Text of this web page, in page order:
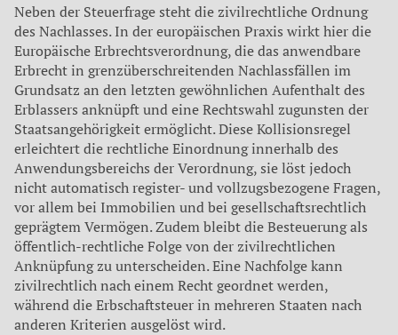
Neben der Steuerfrage steht die zivilrechtliche Ordnung
des Nachlasses. In der europäischen Praxis wirkt hier die
Europäische Erbrechtsverordnung, die das anwendbare
Erbrecht in grenzüberschreitenden Nachlassfällen im
Grundsatz an den letzten gewöhnlichen Aufenthalt des
Erblassers anknüpft und eine Rechtswahl zugunsten der
Staatsangehörigkeit ermöglicht. Diese Kollisionsregel
erleichtert die rechtliche Einordnung innerhalb des
Anwendungsbereichs der Verordnung, sie löst jedoch
nicht automatisch register- und vollzugsbezogene Fragen,
vor allem bei Immobilien und bei gesellschaftsrechtlich
geprägtem Vermögen. Zudem bleibt die Besteuerung als
öffentlich-rechtliche Folge von der zivilrechtlichen
Anknüpfung zu unterscheiden. Eine Nachfolge kann
zivilrechtlich nach einem Recht geordnet werden,
während die Erbschaftsteuer in mehreren Staaten nach
anderen Kriterien ausgelöst wird.